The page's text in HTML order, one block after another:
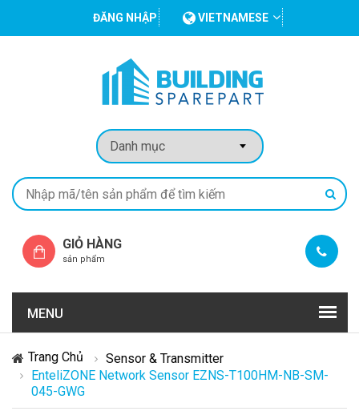
ĐĂNG NHẬP VIETNAMESE
GIỎ HÀNG
sản phẩm
MENU
Trang Chủ
Sensor & Transmitter
EnteliZONE Network Sensor EZNS-T100HM-NB-SM-
045-GWG